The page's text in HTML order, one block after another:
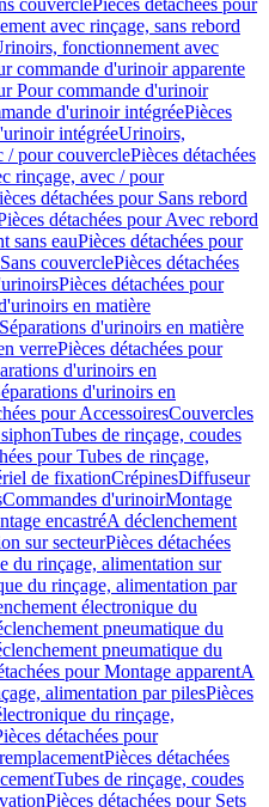
couverclePièces détachées pour
avec rinçage, sans rebord
fonctionnement avec
commande d'urinoir apparente
Pour commande d'urinoir
d'urinoir intégréePièces
intégréeUrinoirs,
/ pour couverclePièces détachées
rinçage, avec / pour
détachées pour Sans rebord
détachées pour Avec rebord
sans eauPièces détachées pour
Sans couverclePièces détachées
Pièces détachées pour
en matière
d'urinoirs en matière
verrePièces détachées pour
d'urinoirs en
d'urinoirs en
pour AccessoiresCouvercles
Tubes de rinçage, coudes
pour Tubes de rinçage,
de fixationCrépinesDiffuseur
Commandes d'urinoirMontage
encastréA déclenchement
sur secteurPièces détachées
du rinçage, alimentation sur
du rinçage, alimentation par
électronique du
pneumatique du
pneumatique du
pour Montage apparentA
alimentation par pilesPièces
du rinçage,
détachées pour
Pièces détachées
Tubes de rinçage, coudes
Pièces détachées pour Sets